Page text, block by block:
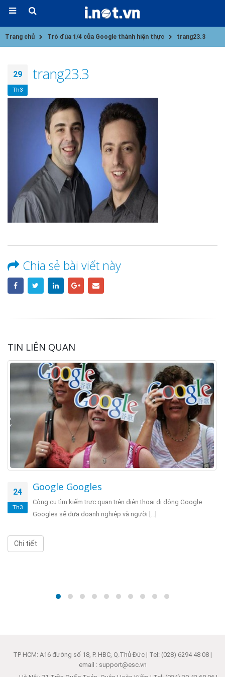
Trang chủ Trò đùa 1/4 của Google thành hiện thực trang23.3
29
Th3
trang23.3
Chia sẻ bài viết này
TIN LIÊN QUAN
24
Th3
Google Googles
Công cụ tìm kiếm trực quan trên điện thoại di động Google
Googles sẽ đưa doanh nghiệp và người [...]
Chi tiết
TP HCM: A16 đường số 18, P. HBC, Q.Thủ Đức | Tel: (028) 6294 48 08 |
email : support@esc.vn